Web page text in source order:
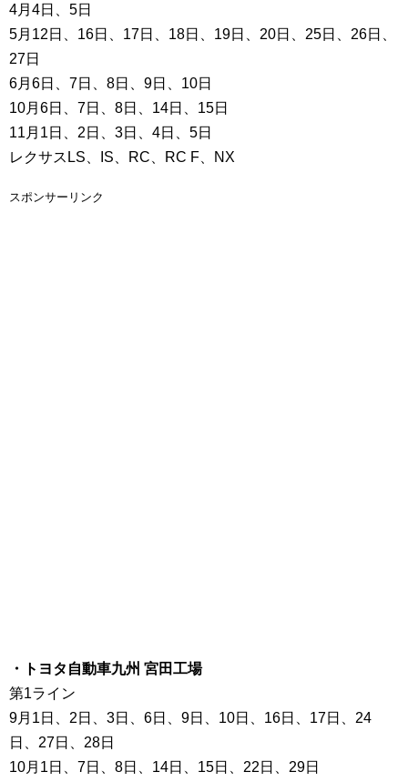
4月4日、5日
5月12日、16日、17日、18日、19日、20日、25日、26日、
27日
6月6日、7日、8日、9日、10日
10月6日、7日、8日、14日、15日
11月1日、2日、3日、4日、5日
レクサスLS、IS、RC、RC F、NX
スポンサーリンク
・トヨタ自動車九州 宮田工場
第1ライン
9月1日、2日、3日、6日、9日、10日、16日、17日、24
日、27日、28日
10月1日、7日、8日、14日、15日、22日、29日